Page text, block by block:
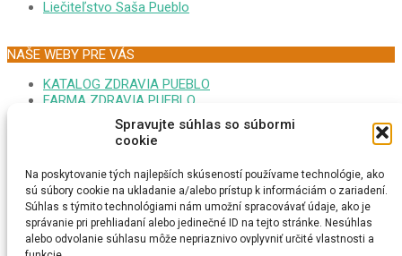
Spravujte súhlas so súbormi
cookie
Na poskytovanie tých najlepších skúseností používame technológie, ako
sú súbory cookie na ukladanie a/alebo prístup k informáciám o zariadení.
Súhlas s týmito technológiami nám umožní spracovávať údaje, ako je
správanie pri prehliadaní alebo jedinečné ID na tejto stránke. Nesúhlas
alebo odvolanie súhlasu môže nepriaznivo ovplyvniť určité vlastnosti a
Liečiteľstvo Saša Pueblo
NAŠE WEBY PRE VÁS
KATALOG ZDRAVIA PUEBLO
FARMA ZDRAVIA PUEBLO
FORUM EZOTERIKA DARINA
MONITOR GOOPLEX SASA
FORUM ZDRAVIA DARINA
MEDITÁCIA SAŠA PUEBLO
EZOTERICI NA MAPE
MEDITAČNÁ TURISTIKA
ESOTERIKA MAGNUM CZ
ONLINE RADIO REIKI